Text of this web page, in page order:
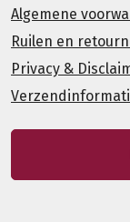
Algemene
Ruilen en
Privacy &